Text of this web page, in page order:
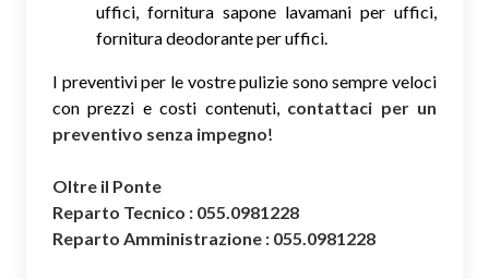
uffici, fornitura sapone lavamani per uffici,
fornitura deodorante per uffici.
I preventivi per le vostre pulizie sono sempre veloci
con prezzi e costi contenuti, contattaci per un
preventivo senza impegno!
Oltre il Ponte
Reparto Tecnico : 055.0981228
Reparto Amministrazione : 055.0981228